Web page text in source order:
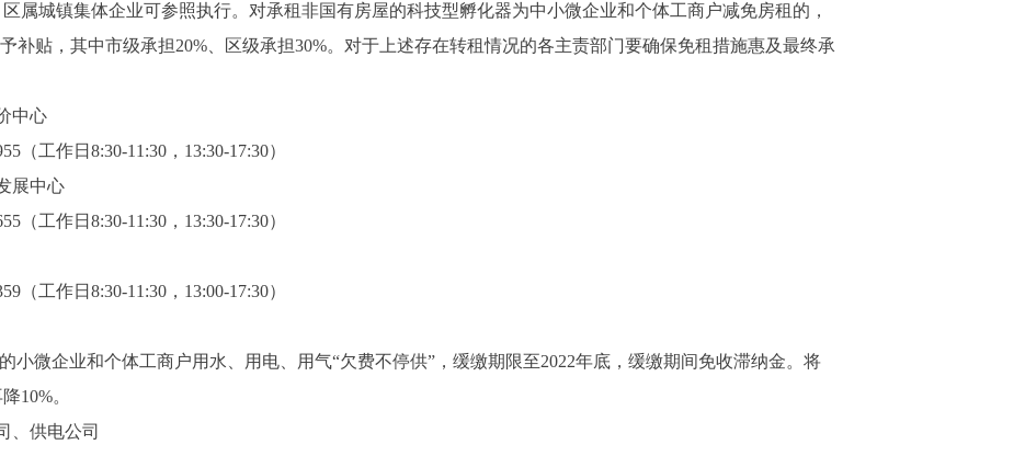
属城镇集体企业可参照执行。对承租非国有房屋的科技型孵化器为中小微企业和个体工商户减免房租的，
补贴，其中市级承担20%、区级承担30%。对于上述存在转租情况的各主责部门要确保免租措施惠及最终承
中心
工作日8:30-11:30，13:30-17:30）
展中心
工作日8:30-11:30，13:30-17:30）
工作日8:30-11:30，13:00-17:30）
微企业和个体工商户用水、用电、用气“欠费不停供”，缓缴期限至2022年底，缓缴期间免收滞纳金。将
10%。
供电公司